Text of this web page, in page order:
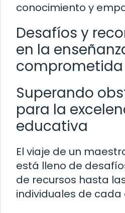
conocimiento y
Desafíos y
en la
comprometida
Superando
para la
educativa
El viaje de un
está lleno de
de recursos hasta
individuales de cada